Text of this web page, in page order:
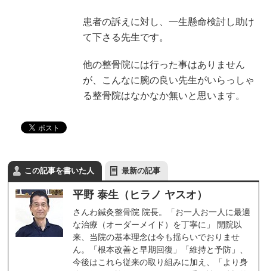
患者の訴えに対し、一生懸命検討し助け
て下さる先生です。
他の整骨院には行った事はありません
が、こんなに腕の良い先生がいらっしゃ
る整骨院はなかなか無いと思います。
この記事を書いた人 最新の記事
平野 泰生（ヒラノ ヤスオ）
さんわ鍼灸整骨院 院長。「お一人お一人に最適
な治療（オーダーメイド）を丁寧に」 開院以
来、当院の基本理念は今も揺らいでおりませ
ん。「根本改善と早期回復」「維持と予防」、
今後はこれら従来の取り組みに加え、「より身